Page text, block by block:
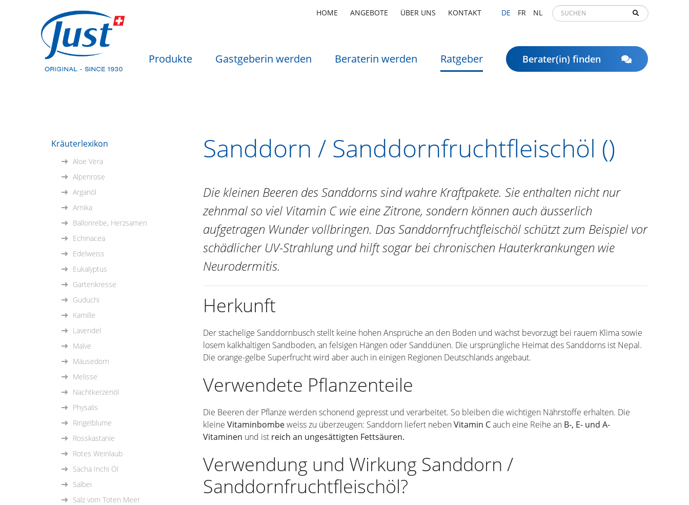
HOME ANGEBOTE ÜBER UNS KONTAKT DE FR NL
Produkte Gastgeberin werden Beraterin werden Ratgeber Berater(in) finden
Kräuterlexikon
Aloe Vera
Alpenrose
Arganöl
Arnika
Ballonrebe, Herzsamen
Echinacea
Edelweiss
Eukalyptus
Gartenkresse
Guduchi
Kamille
Lavendel
Malve
Mäusedorn
Melisse
Nachtkerzenöl
Physalis
Ringelblume
Rosskastanie
Rotes Weinlaub
Sacha Inchi Öl
Salbei
Salz vom Toten Meer
Sanddorn / Sanddornfruchtfleischöl ()
Die kleinen Beeren des Sanddorns sind wahre Kraftpakete. Sie enthalten nicht nur
zehnmal so viel Vitamin C wie eine Zitrone, sondern können auch äusserlich
aufgetragen Wunder vollbringen. Das Sanddornfruchtfleischöl schützt zum Beispiel vor
schädlicher UV-Strahlung und hilft sogar bei chronischen Hauterkrankungen wie
Neurodermitis.
Herkunft
Der stachelige Sanddornbusch stellt keine hohen Ansprüche an den Boden und wächst bevorzugt bei rauem Klima sowie
losem kalkhaltigen Sandboden, an felsigen Hängen oder Sanddünen. Die ursprüngliche Heimat des Sanddorns ist Nepal.
Die orange-gelbe Superfrucht wird aber auch in einigen Regionen Deutschlands angebaut.
Verwendete Pflanzenteile
Die Beeren der Pflanze werden schonend gepresst und verarbeitet. So bleiben die wichtigen Nährstoffe erhalten. Die
kleine Vitaminbombeweiss zu überzeugen: Sanddorn liefert nebenVitamin Cauch eine Reihe an B-, E- und A-
Vitaminen und ist reich an ungesättigten Fettsäuren.
Verwendung und Wirkung Sanddorn /
Sanddornfruchtfleischöl?